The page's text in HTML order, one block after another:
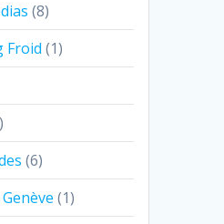
(8)
Froid (1)
(6)
(1)